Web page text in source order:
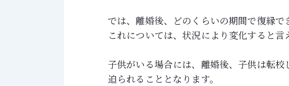
では、離婚後、どのくらいの期間で復縁で
これについては、状況により変化すると言
子供がいる場合には、離婚後、子供は転
迫られることとなります。